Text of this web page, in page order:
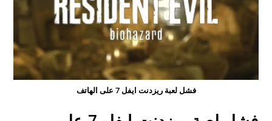
فشل لعبة ريزدنت ايفل 7 على الهاتف